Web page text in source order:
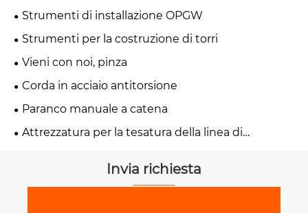
Strumenti di installazione OPGW
Strumenti per la costruzione di torri
Vieni con noi, pinza
Corda in acciaio antitorsione
Paranco manuale a catena
Attrezzatura per la tesatura della linea di
Invia richiesta